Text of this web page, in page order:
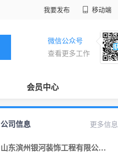
我要发布 移动端
微信公众号
查看更多工作
会员中心
更多信息
公司信息
山东滨州银河装饰工程有限公司